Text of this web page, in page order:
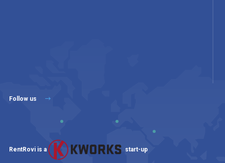
Follow us
RentRovi is a start-up